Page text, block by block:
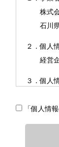
株式会
石川県
２．個人
経営企
３．個人
＊保有
の提供の
「個人情